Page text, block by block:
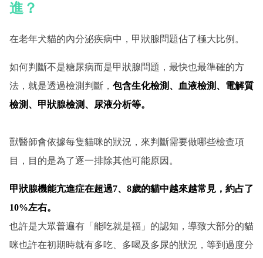
進？
在老年犬貓的內分泌疾病中，甲狀腺問題佔了極大比例。
如何判斷不是糖尿病而是甲狀腺問題，最快也最準確的方
法，就是透過檢測判斷， 包含生化檢測、血液檢測、電解質
檢測、甲狀腺檢測、尿液分析等。
獸醫師會依據每隻貓咪的狀況，來判斷需要做哪些檢查項
目，目的是為了逐一排除其他可能原因。
甲狀腺機能亢進症在超過7、8歲的貓中越來越常見，約占了
10%左右。
也許是大眾普遍有「能吃就是福」的認知，導致大部分的貓
咪也許在初期時就有多吃、多喝及多尿的狀況，等到過度分